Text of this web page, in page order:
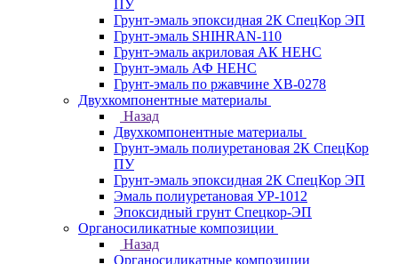
ПУ
Грунт-эмаль эпоксидная 2К СпецКор ЭП
Грунт-эмаль SHIHRAN-110
Грунт-эмаль акриловая АК НЕНС
Грунт-эмаль АФ НЕНС
Грунт-эмаль по ржавчине ХВ-0278
Двухкомпонентные материалы
Назад
Двухкомпонентные материалы
Грунт-эмаль полиуретановая 2К СпецКор
ПУ
Грунт-эмаль эпоксидная 2К СпецКор ЭП
Эмаль полиуретановая УР-1012
Эпоксидный грунт Спецкор-ЭП
Органосиликатные композиции
Назад
Органосиликатные композиции